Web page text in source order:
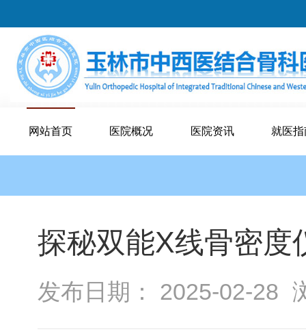
网站首页 医院概况 医院资讯 就医
探秘双能X线骨密度
发布日期： 2025-02-28